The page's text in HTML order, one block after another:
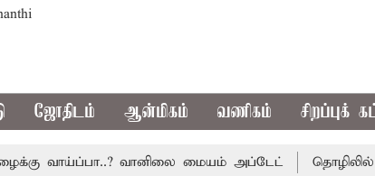
ஜோதிடம் ஆன்மிகம் வணிகம் சிறப்புக்
வாய்ப்பா..? வானிலை மையம் அப்டேட் தொழிலில்